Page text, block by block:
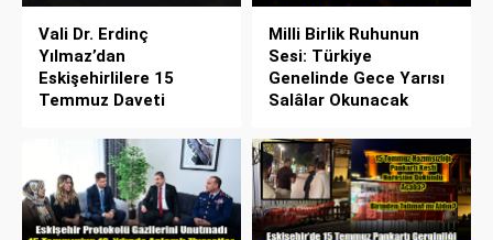
Vali Dr. Erdinç
Yılmaz’dan
Eskişehirlilere 15
Temmuz Daveti
Milli Birlik Ruhunun
Sesi: Türkiye
Genelinde Gece Yarısı
Salâlar Okunacak